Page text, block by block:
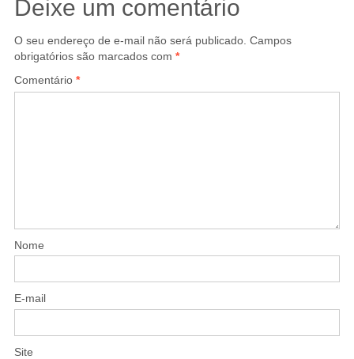
Deixe um comentário
O seu endereço de e-mail não será publicado. Campos
obrigatórios são marcados com *
Comentário *
Nome
E-mail
Site